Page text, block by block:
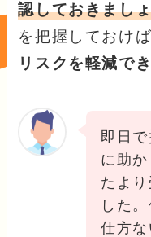
認しておきまし
を把握しておけば
リスクを軽減でき
即日
に助
たよ
した
仕方